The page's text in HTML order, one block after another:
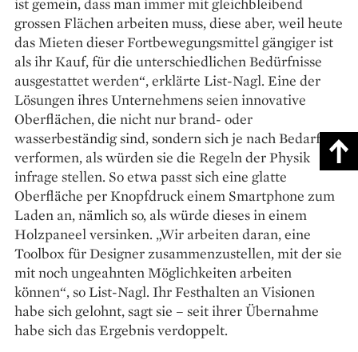
grossen Flächen arbeiten muss, diese aber, weil heute
das Mieten dieser Fortbewegungsmittel gängiger ist
als ihr Kauf, für die unterschiedlichen Bedürfnisse
ausgestattet werden“, erklärte List-Nagl. Eine der
Lösungen ihres Unternehmens seien innovative
Oberflächen, die nicht nur brand- oder
wasserbeständig sind, sondern sich je nach Bedarf
verformen, als würden sie die Regeln der Physik
infrage stellen. So etwa passt sich eine glatte
Oberfläche per Knopfdruck einem Smartphone zum
Laden an, nämlich so, als würde dieses in einem
Holzpaneel versinken. „Wir arbeiten daran, eine
Toolbox für Designer zusammenzustellen, mit der sie
mit noch ungeahnten Möglichkeiten arbeiten
können“, so List-Nagl. Ihr Festhalten an Visionen
habe sich gelohnt, sagt sie – seit ihrer Übernahme
habe sich das Ergebnis verdoppelt.